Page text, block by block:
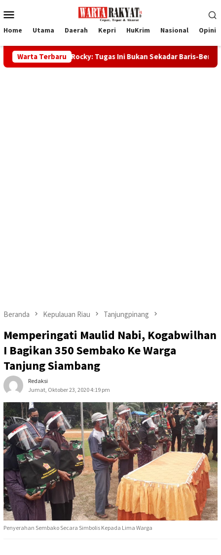
ke
Mobile
Home Utama Daerah Kepri HuKrim Nasional Opini
Warta Terbaru
Rocky: Tugas Ini Bukan Sekadar Baris-Berbaris 32
Beranda Kepulauan Riau Tanjungpinang
Memperingati Maulid Nabi, Kogabwilhan
I Bagikan 350 Sembako Ke Warga
Tanjung Siambang
Redaksi
Jumat, Oktober 23, 2020 4:19 pm
Penyerahan Sembako Secara Simbolis Kepada Lima Warga